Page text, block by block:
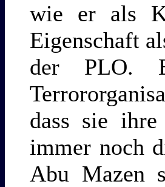
wie er als
Eigenschaft
der PLO.
dass sie
immer noch
Abu Mazen